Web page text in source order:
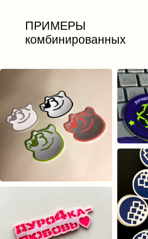
ПРИМЕРЫ
комбинированных
ПЕРЕКЛЕЕК, НАКЛЕЕК,
СТИКЕРОВ, СТИКЕР-ПАТЧЕЙ